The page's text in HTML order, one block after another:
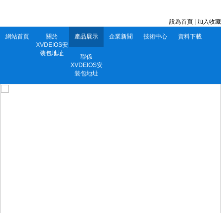
設為首頁 加入收藏
網站首頁
關於
XVDEIOS安
装包地址
產品展示 企業新聞 技術中心 資料下載
聯係
XVDEIOS安
装包地址